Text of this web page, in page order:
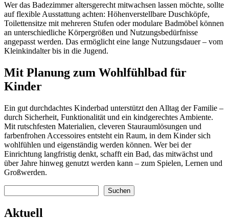
Wer das Badezimmer altersgerecht mitwachsen lassen möchte, sollte
auf flexible Ausstattung achten: Höhenverstellbare Duschköpfe,
Toilettensitze mit mehreren Stufen oder modulare Badmöbel können
an unterschiedliche Körpergrößen und Nutzungsbedürfnisse
angepasst werden. Das ermöglicht eine lange Nutzungsdauer – vom
Kleinkindalter bis in die Jugend.
Mit Planung zum Wohlfühlbad für
Kinder
Ein gut durchdachtes Kinderbad unterstützt den Alltag der Familie –
durch Sicherheit, Funktionalität und ein kindgerechtes Ambiente.
Mit rutschfesten Materialien, cleveren Stauraumlösungen und
farbenfrohen Accessoires entsteht ein Raum, in dem Kinder sich
wohlfühlen und eigenständig werden können. Wer bei der
Einrichtung langfristig denkt, schafft ein Bad, das mitwächst und
über Jahre hinweg genutzt werden kann – zum Spielen, Lernen und
Großwerden.
Suchen
Aktuell